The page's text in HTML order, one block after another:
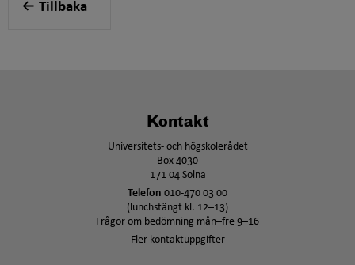
Tillbaka
Kontakt
Universitets- och högskolerådet
Box 4030
171 04 Solna
Telefon 010-470 03 00
(lunchstängt kl. 12–13)
Frågor om bedömning mån–fre 9–16
Fler kontaktuppgifter